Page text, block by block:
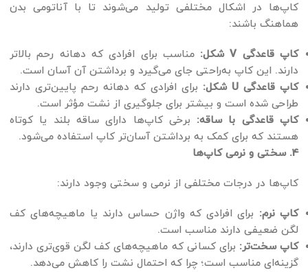
کاپ‌ها در اشکال مختلفی تولید می‌شوند تا با آناتومی بدن
هماهنگ باشند:
کاپ قاعدگی V شکل:
مناسب برای افرادی که دهانه رحم بالاتر
دارند. این کاپ به‌راحتی جای می‌گیرد و برداشتن آن آسان است.
کاپ قاعدگی U شکل:
برای افرادی که دهانه رحم پایین‌تری دارند
طراحی شده است و بیشتر برای جلوگیری از نشت مؤثر است.
کاپ قاعدگی با ساقه: برخی کاپ‌ها دارای ساقه بلند یا کوتاه
هستند که برای کمک به برداشتن آسان‌تر کاپ استفاده می‌شود.
4. سختی و نرمی کاپ‌ها
کاپ‌ها در درجات مختلفی از نرمی و سختی وجود دارند:
کاپ نرم: برای افرادی که واژن حساس دارند یا ماهیچه‌های کف
لگن ضعیفی دارند مناسب است.
کاپ سخت‌تر: برای کسانی که ماهیچه‌های کف لگن قوی‌تری دارند،
گزینه‌ای مناسب است؛ چرا که احتمال نشت را کاهش می‌دهد.